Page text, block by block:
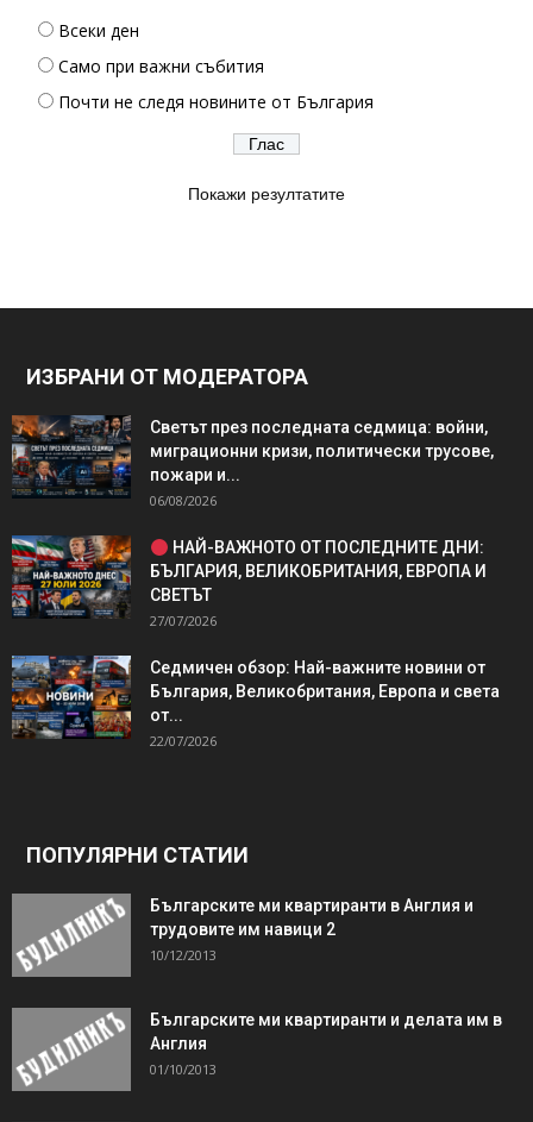
Всеки ден
Само при важни събития
Почти не следя новините от България
Покажи резултатите
ИЗБРАНИ ОТ МОДЕРАТОРА
Светът през последната седмица: войни,
миграционни кризи, политически трусове,
пожари и...
06/08/2026
НАЙ-ВАЖНОТО ОТ ПОСЛЕДНИТЕ ДНИ:
БЪЛГАРИЯ, ВЕЛИКОБРИТАНИЯ, ЕВРОПА И
СВЕТЪТ
27/07/2026
Седмичен обзор: Най-важните новини от
България, Великобритания, Европа и света
от...
22/07/2026
ПОПУЛЯРНИ СТАТИИ
Българските ми квартиранти в Англия и
трудовите им навици 2
10/12/2013
Българските ми квартиранти и делата им в
Англия
01/10/2013